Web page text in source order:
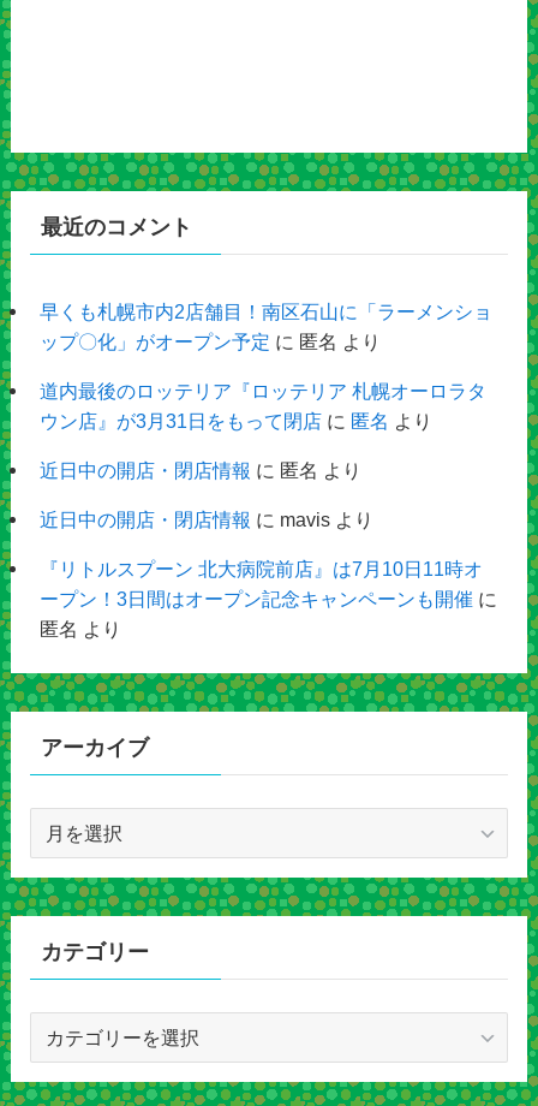
最近のコメント
早くも札幌市内2店舗目！南区石山に「ラーメンショ
ップ〇化」がオープン予定 に 匿名 より
道内最後のロッテリア『ロッテリア 札幌オーロラタ
ウン店』が3月31日をもって閉店に 匿名 より
近日中の開店・閉店情報 に 匿名 より
近日中の開店・閉店情報 に mavisより
『リトルスプーン 北大病院前店』は7月10日11時オ
ープン！3日間はオープン記念キャンペーンも開催 に
匿名 より
アーカイブ
カ
イ
カテゴリー
ゴ